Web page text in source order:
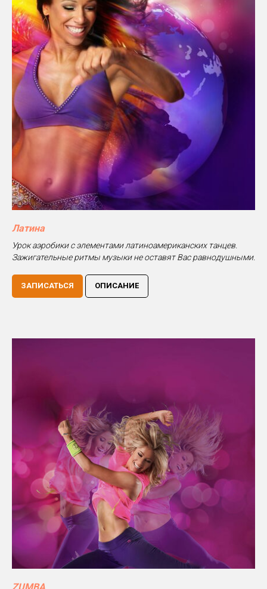
Латина
Урок аэробики с элементами латиноамериканских танцев.
Зажигательные ритмы музыки не оставят Вас равнодушными.
ЗАПИСАТЬСЯ ОПИСАНИЕ
ZUMBA